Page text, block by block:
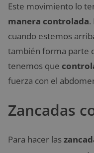
Este movimiento lo
manera controlada.
cuando estemos
también forma parte
tenemos que
fuerza con el
Zancadas
Para hacer las